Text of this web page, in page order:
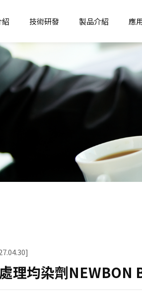
制度
技術研發
核心技術
應用開發
製品介紹
纖維化學品
機能化學品
應
非纖維
理均染劑NEWBON